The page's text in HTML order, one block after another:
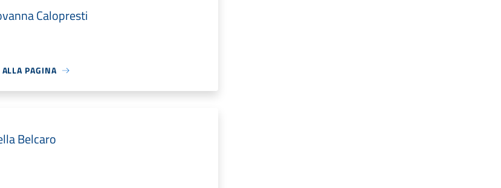
Calopresti
PAGINA
Belcaro